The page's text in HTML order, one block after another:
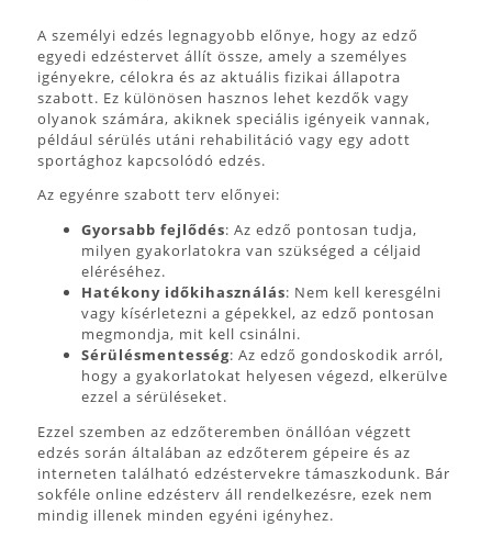
A személyi edzés legnagyobb előnye, hogy az edző
egyedi edzéstervet állít össze, amely a személyes
igényekre, célokra és az aktuális fizikai állapotra
szabott. Ez különösen hasznos lehet kezdők vagy
olyanok számára, akiknek speciális igényeik vannak,
például sérülés utáni rehabilitáció vagy egy adott
sportághoz kapcsolódó edzés.
Az egyénre szabott terv előnyei:
Gyorsabb fejlődés: Az edző pontosan tudja,
milyen gyakorlatokra van szükséged a céljaid
eléréséhez.
Hatékony időkihasználás: Nem kell keresgélni
vagy kísérletezni a gépekkel, az edző pontosan
megmondja, mit kell csinálni.
Sérülésmentesség: Az edző gondoskodik arról,
hogy a gyakorlatokat helyesen végezd, elkerülve
ezzel a sérüléseket.
Ezzel szemben az edzőteremben önállóan végzett
edzés során általában az edzőterem gépeire és az
interneten található edzéstervekre támaszkodunk. Bár
sokféle online edzésterv áll rendelkezésre, ezek nem
mindig illenek minden egyéni igényhez.